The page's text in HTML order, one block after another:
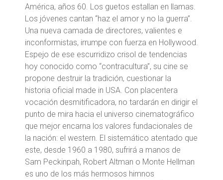
América, años 60. Los guetos estallan en llamas.
Los jóvenes cantan “haz el amor y no la guerra”.
Una nueva camada de directores, valientes e
inconformistas, irrumpe con fuerza en Hollywood.
Espejo de ese escurridizo crisol de tendencias
hoy conocido como “contracultura”, su cine se
propone destruir la tradición, cuestionar la
historia oficial made in USA. Con placentera
vocación desmitificadora, no tardarán en dirigir el
punto de mira hacia el universo cinematográfico
que mejor encarna los valores fundacionales de
la nación: el western. El sistemático atentado que
este, desde 1960 a 1980, sufrirá a manos de
Sam Peckinpah, Robert Altman o Monte Hellman
es uno de los más hermosos himnos